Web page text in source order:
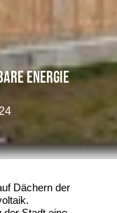
Energie
Dächern der